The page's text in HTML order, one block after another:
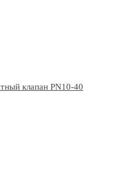
клапан PN10-40